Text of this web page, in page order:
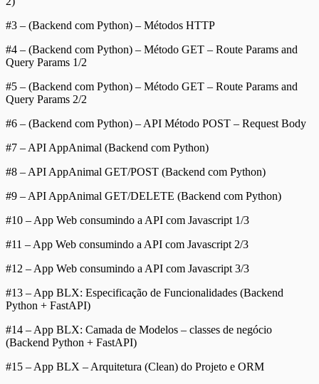
#3 – (Backend com Python) – Métodos HTTP
#4 – (Backend com Python) – Método GET – Route Params and
Query Params 1/2
#5 – (Backend com Python) – Método GET – Route Params and
Query Params 2/2
#6 – (Backend com Python) – API Método POST – Request Body
#7 – API AppAnimal (Backend com Python)
#8 – API AppAnimal GET/POST (Backend com Python)
#9 – API AppAnimal GET/DELETE (Backend com Python)
#10 – App Web consumindo a API com Javascript 1/3
#11 – App Web consumindo a API com Javascript 2/3
#12 – App Web consumindo a API com Javascript 3/3
#13 – App BLX: Especificação de Funcionalidades (Backend
Python + FastAPI)
#14 – App BLX: Camada de Modelos – classes de negócio
(Backend Python + FastAPI)
#15 – App BLX – Arquitetura (Clean) do Projeto e ORM